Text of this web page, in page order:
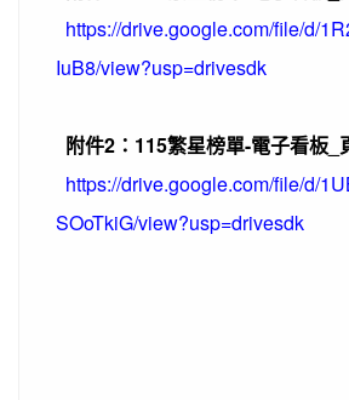
https://drive.google.com/file/d/
IuB8/view?usp=drivesdk
附件2：115繁星榜單-電子看板_
https://drive.google.com/file/d/
SOoTkiG/view?usp=drivesdk